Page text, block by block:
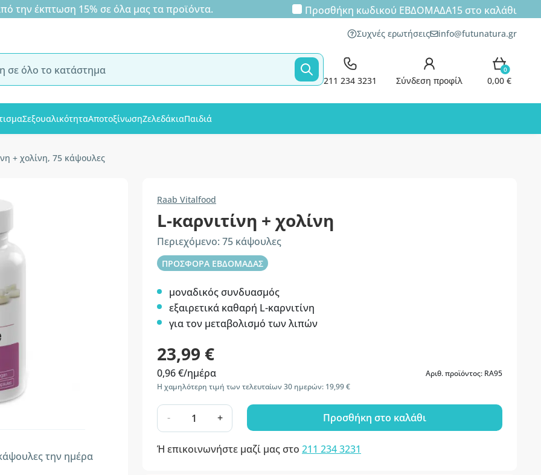
έκπτωση 15% σε όλα μας τα προϊόντα. Προσθήκη κωδικού ΕΒΔΟΜΑΔΑ15στο καλάθι
Συχνές ερωτήσεις info@futunatura.gr
211 234 3231 Σύνδεση προφίλ
0
0,00 €
ΣεξουαλικότηταΑποτοξίνωσηΖελεδάκιαΠαιδιά
+ χολίνη, 75 κάψουλες
την ημέρα
Raab Vitalfood
L-καρνιτίνη + χολίνη
Περιεχόμενο: 75 κάψουλες
ΠΡΟΣΦΟΡΑ ΕΒΔΟΜΑΔΑΣ
μοναδικός συνδυασμός
εξαιρετικά καθαρή L-καρνιτίνη
για τον μεταβολισμό των λιπών
23,99 €
0,96 €/ημέρα
Αριθ. προϊόντος: RA95
Η χαμηλότερη τιμή των τελευταίων 30 ημερών: 19,99 €
- + Προσθήκη στο καλάθι
Ή επικοινωνήστε μαζί μας στο 211 234 3231